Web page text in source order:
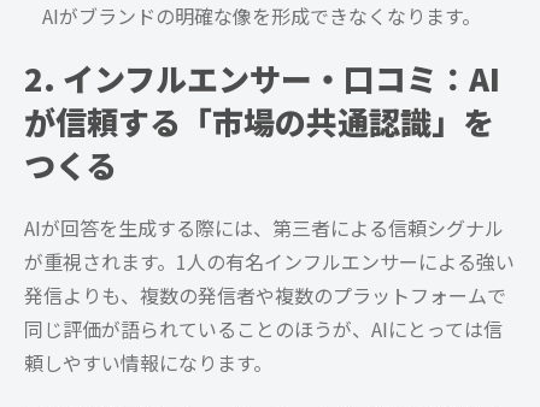
AIがブランドの明確な像を形成できなくなります。
2. インフルエンサー・口コミ：AI
が信頼する「市場の共通認識」を
つくる
AIが回答を生成する際には、第三者による信頼シグナル
が重視されます。1人の有名インフルエンサーによる強い
発信よりも、複数の発信者や複数のプラットフォームで
同じ評価が語られていることのほうが、AIにとっては信
頼しやすい情報になります。